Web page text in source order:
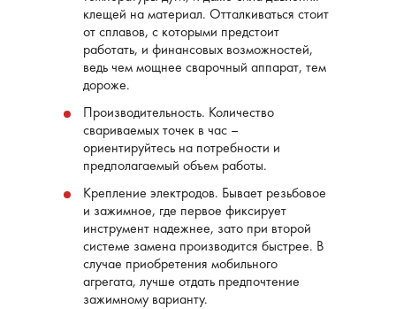
клещей на материал. Отталкиваться стоит
от сплавов, с которыми предстоит
работать, и финансовых возможностей,
ведь чем мощнее сварочный аппарат, тем
дороже.
Производительность. Количество
свариваемых точек в час –
ориентируйтесь на потребности и
предполагаемый объем работы.
Крепление электродов. Бывает резьбовое
и зажимное, где первое фиксирует
инструмент надежнее, зато при второй
системе замена производится быстрее. В
случае приобретения мобильного
агрегата, лучше отдать предпочтение
зажимному варианту.